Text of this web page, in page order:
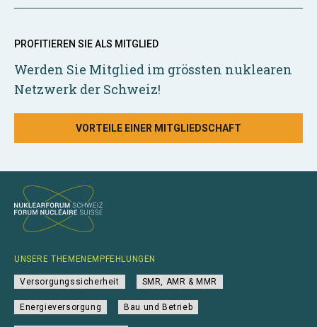
PROFITIEREN SIE ALS MITGLIED
Werden Sie Mitglied im grössten nuklearen
Netzwerk der Schweiz!
VORTEILE EINER MITGLIEDSCHAFT
UNSERE THEMENEMPFEHLUNGEN
Versorgungssicherheit SMR, AMR & MMR
Energieversorgung Bau und Betrieb